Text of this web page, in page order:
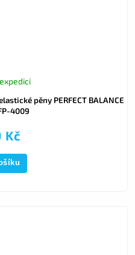
pěny PERFECT BALANCE
4009
Kč